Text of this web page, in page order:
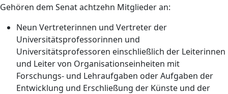
Gehören dem Senat achtzehn Mitglieder an:
Neun Vertreterinnen und Vertreter der
Universitätsprofessorinnen und
Universitätsprofessoren einschließlich der Leiterinnen
und Leiter von Organisationseinheiten mit
Forschungs- und Lehraufgaben oder Aufgaben der
Entwicklung und Erschließung der Künste und der